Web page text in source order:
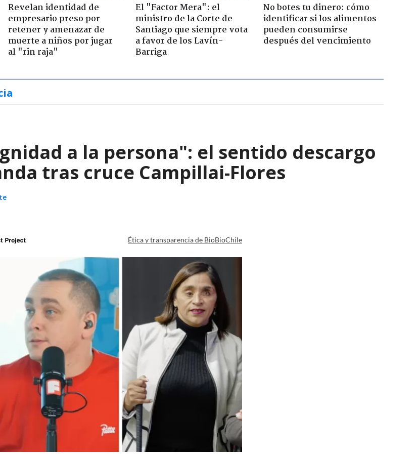
Revelan identidad de
empresario preso por
retener y amenazar de
muerte a niños por jugar
al "rin raja"
El "Factor Mera": el
ministro de la Corte de
Santiago que siempre vota
a favor de los Lavín-
Barriga
No botes tu dinero: cómo
identificar si los alimentos
pueden consumirse
después del vencimiento
a la persona": el sentido descargo
tras cruce Campillai-Flores
Ética y transparencia de BioBioChile